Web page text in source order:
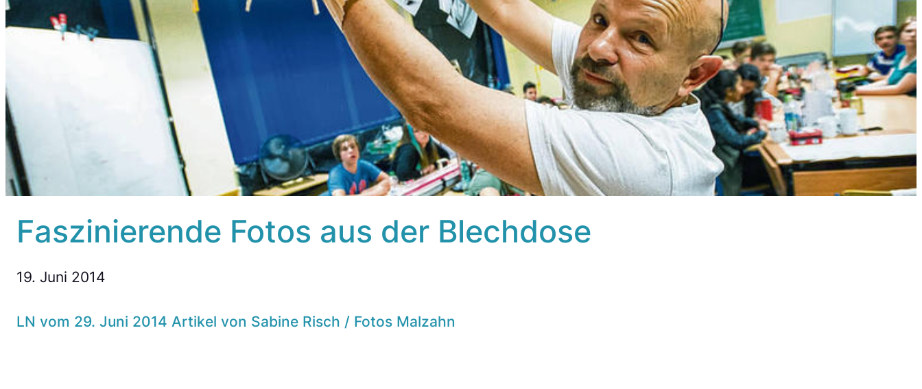
Faszinierende Fotos aus der Blechdose
19. Juni 2014
LN vom 29. Juni 2014 Artikel von Sabine Risch / Fotos Malzahn